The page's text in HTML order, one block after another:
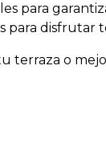
para
para disfrutar
terraza o